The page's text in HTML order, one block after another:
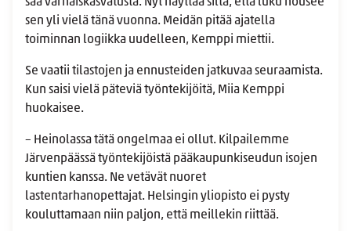
sen yli vielä tänä vuonna. Meidän pitää ajatella
toiminnan logiikka uudelleen, Kemppi miettii.
Se vaatii tilastojen ja ennusteiden jatkuvaa seuraamista.
Kun saisi vielä päteviä työntekijöitä, Miia Kemppi
huokaisee.
– Heinolassa tätä ongelmaa ei ollut. Kilpailemme
Järvenpäässä työntekijöistä pääkaupunkiseudun isojen
kuntien kanssa. Ne vetävät nuoret
lastentarhanopettajat. Helsingin yliopisto ei pysty
kouluttamaan niin paljon, että meillekin riittää.